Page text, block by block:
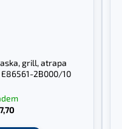
grill, atrapa
2B000/10